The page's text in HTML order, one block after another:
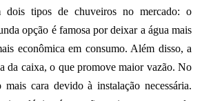
dois tipos de chuveiros no mercado: o
opção é famosa por deixar a água mais
econômica em consumo. Além disso, a
da caixa, o que promove maior vazão. No
cara devido à instalação necessária.